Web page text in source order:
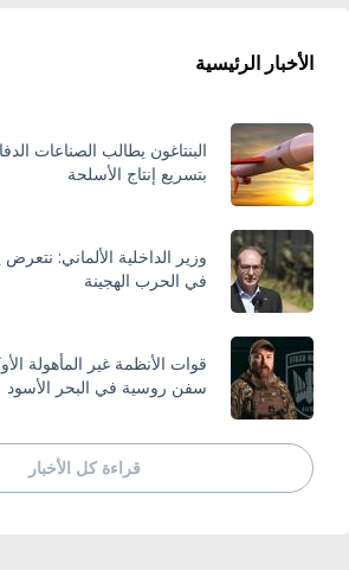
الأخبار الرئيسية
البنتاغون يطالب الصناعات
بتسريع إنتاج الأسلحة
وزير الداخلية الألماني:
في الحرب الهجينة
سفن روسية في البحر الأسود
قراءة كل الأخبار